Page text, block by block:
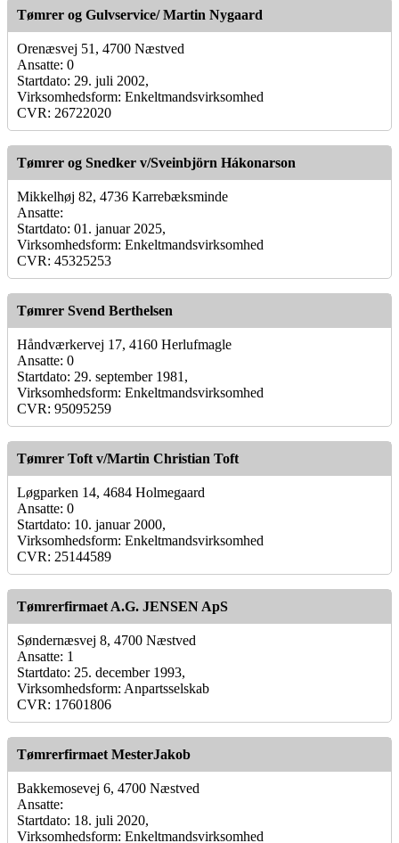
Tømrer og Gulvservice/ Martin Nygaard
Orenæsvej 51, 4700 Næstved
Ansatte: 0
Startdato: 29. juli 2002,
Virksomhedsform: Enkeltmandsvirksomhed
CVR: 26722020
Tømrer og Snedker v/Sveinbjörn Hákonarson
Mikkelhøj 82, 4736 Karrebæksminde
Ansatte:
Startdato: 01. januar 2025,
Virksomhedsform: Enkeltmandsvirksomhed
CVR: 45325253
Tømrer Svend Berthelsen
Håndværkervej 17, 4160 Herlufmagle
Ansatte: 0
Startdato: 29. september 1981,
Virksomhedsform: Enkeltmandsvirksomhed
CVR: 95095259
Tømrer Toft v/Martin Christian Toft
Løgparken 14, 4684 Holmegaard
Ansatte: 0
Startdato: 10. januar 2000,
Virksomhedsform: Enkeltmandsvirksomhed
CVR: 25144589
Tømrerfirmaet A.G. JENSEN ApS
Søndernæsvej 8, 4700 Næstved
Ansatte: 1
Startdato: 25. december 1993,
Virksomhedsform: Anpartsselskab
CVR: 17601806
Tømrerfirmaet MesterJakob
Bakkemosevej 6, 4700 Næstved
Ansatte:
Startdato: 18. juli 2020,
Virksomhedsform: Enkeltmandsvirksomhed